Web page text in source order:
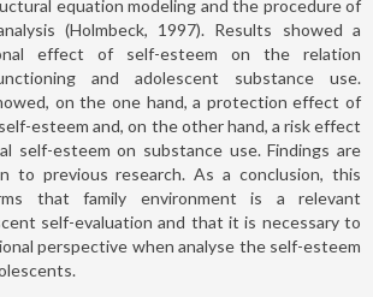
equation modeling and the procedure of
(Holmbeck, 1997). Results showed a
effect of self-esteem on the relation
and adolescent substance use.
on the one hand, a protection effect of
esteem and, on the other hand, a risk effect
self-esteem on substance use. Findings are
to previous research. As a conclusion, this
that family environment is a relevant
self-evaluation and that it is necessary to
perspective when analyse the self-esteem